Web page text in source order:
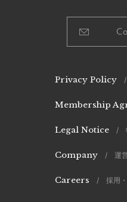
Privacy Policy
Membership
Legal Notice /
Company / 運
Careers / 採用・